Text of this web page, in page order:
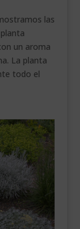
las
un aroma
La planta
todo el